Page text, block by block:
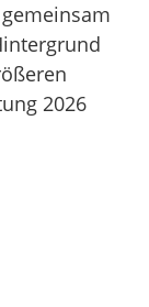
2026